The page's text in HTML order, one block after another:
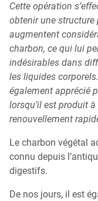
Cette opération
obtenir une structure
augmentent
charbon, ce qui lui
indésirables dans
les liquides
également apprécié
lorsqu’il est produit
renouvellement
Le charbon végétal
connu depuis
digestifs.
De nos jours, il est